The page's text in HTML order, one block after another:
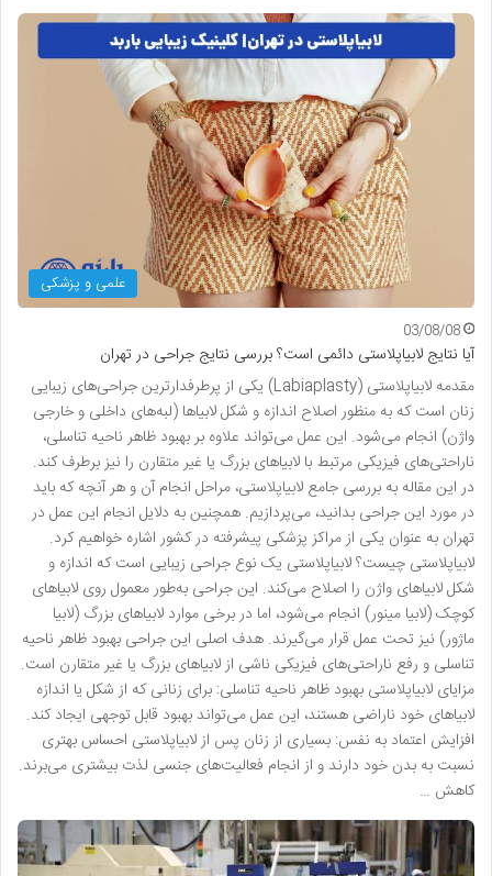
علمی و پزشکی
03/08/08
آیا نتایج لابیاپلاستی دائمی است؟ بررسی نتایج جراحی در تهران
مقدمه لابیاپلاستی (Labiaplasty) یکی از پرطرفدارترین جراحی‌های زیبایی
زنان است که به منظور اصلاح اندازه و شکل لابیاها (لبه‌های داخلی و خارجی
واژن) انجام می‌شود. این عمل می‌تواند علاوه بر بهبود ظاهر ناحیه تناسلی،
ناراحتی‌های فیزیکی مرتبط با لابیاهای بزرگ یا غیر متقارن را نیز برطرف کند.
در این مقاله به بررسی جامع لابیاپلاستی، مراحل انجام آن و هر آنچه که باید
در مورد این جراحی بدانید، می‌پردازیم. همچنین به دلایل انجام این عمل در
تهران به عنوان یکی از مراکز پزشکی پیشرفته در کشور اشاره خواهیم کرد.
لابیاپلاستی چیست؟ لابیاپلاستی یک نوع جراحی زیبایی است که اندازه و
شکل لابیاهای واژن را اصلاح می‌کند. این جراحی به‌طور معمول روی لابیاهای
کوچک (لابیا مینور) انجام می‌شود، اما در برخی موارد لابیاهای بزرگ (لابیا
ماژور) نیز تحت عمل قرار می‌گیرند. هدف اصلی این جراحی بهبود ظاهر ناحیه
تناسلی و رفع ناراحتی‌های فیزیکی ناشی از لابیاهای بزرگ یا غیر متقارن است.
مزایای لابیاپلاستی بهبود ظاهر ناحیه تناسلی: برای زنانی که از شکل یا اندازه
لابیاهای خود ناراضی هستند، این عمل می‌تواند بهبود قابل توجهی ایجاد کند.
افزایش اعتماد به نفس: بسیاری از زنان پس از لابیاپلاستی احساس بهتری
نسبت به بدن خود دارند و از انجام فعالیت‌های جنسی لذت بیشتری می‌برند.
کاهش …